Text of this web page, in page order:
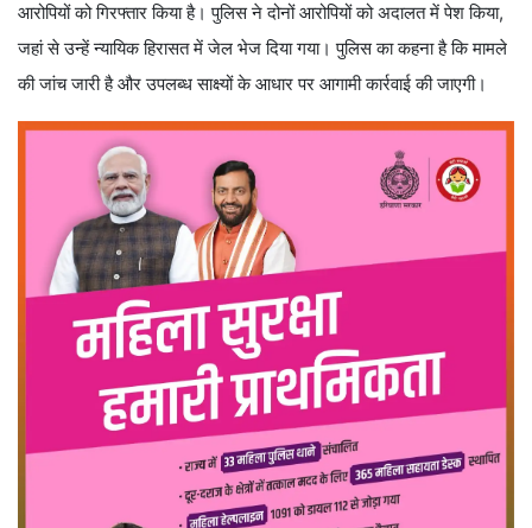
आरोपियों को गिरफ्तार किया है। पुलिस ने दोनों आरोपियों को अदालत में पेश किया,
जहां से उन्हें न्यायिक हिरासत में जेल भेज दिया गया। पुलिस का कहना है कि मामले
की जांच जारी है और उपलब्ध साक्ष्यों के आधार पर आगामी कार्रवाई की जाएगी।